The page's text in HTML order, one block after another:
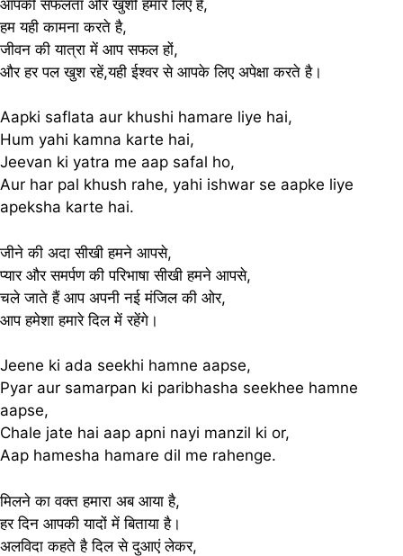
आपकी सफलता और खुशी हमारे लिए है,
हम यही कामना करते है,
जीवन की यात्रा में आप सफल हों,
और हर पल खुश रहें,यही ईश्वर से आपके लिए अपेक्षा करते है।
Aapki saflata aur khushi hamare liye hai,
Hum yahi kamna karte hai,
Jeevan ki yatra me aap safal ho,
Aur har pal khush rahe, yahi ishwar se aapke liye
apeksha karte hai.
जीने की अदा सीखी हमने आपसे,
प्यार और समर्पण की परिभाषा सीखी हमने आपसे,
चले जाते हैं आप अपनी नई मंजिल की ओर,
आप हमेशा हमारे दिल में रहेंगे।
Jeene ki ada seekhi hamne aapse,
Pyar aur samarpan ki paribhasha seekhee hamne
aapse,
Chale jate hai aap apni nayi manzil ki or,
Aap hamesha hamare dil me rahenge.
मिलने का वक्त हमारा अब आया है,
हर दिन आपकी यादों में बिताया है।
अलविदा कहते है दिल से दुआएं लेकर,